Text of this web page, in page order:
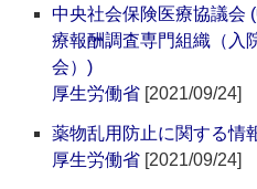
中央社会保険医療協議会
療報酬調査専門組織（入
会）)
厚生労働省 [2021/09/24]
薬物乱用防止に関する情
厚生労働省 [2021/09/24]